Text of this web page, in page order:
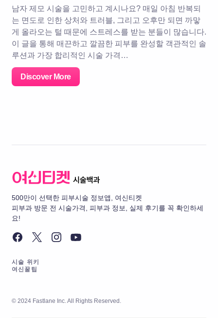
남자 제모 시술을 고민하고 계시나요? 매일 아침 반복되
는 면도로 인한 상처와 트러블, 그리고 오후만 되면 까맣
게 올라오는 털 때문에 스트레스를 받는 분들이 많습니다.
이 글을 통해 매끈하고 깔끔한 피부를 완성할 객관적인 솔
루션과 가장 합리적인 시술 가격…
Discover More
500만이 선택한 피부시술 정보앱, 여신티켓
피부과 방문 전 시술가격, 피부과 정보, 실제 후기를 꼭 확인하세
요!
시술 위키
여신꿀팁
© 2024 Fastlane Inc. All Rights Reserved.